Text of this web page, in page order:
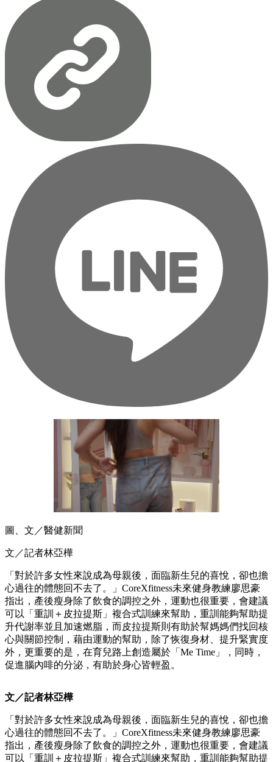
圖、文／醫健新聞
文／記者林亞樺
「對於許多女性來說成為母親後，面臨新生兒的喜悅，卻也擔
心過往的體態回不去了。」CoreXfitness未來健身教練廖思豪
指出，產後瘦身除了飲食的調控之外，運動也很重要，會建議
可以「重訓＋皮拉提斯」複合式訓練來幫助，重訓能夠幫助提
升代謝率並且加速燃脂，而皮拉提斯則有助於幫媽媽們找回核
心與關節控制，藉由運動的幫助，除了恢復身材、提升緊實度
外，更重要的是，在育兒路上創造屬於「Me Time」，同時，
促進腦內啡的分泌，有助於身心皆輕盈。
文／記者林亞樺
「對於許多女性來說成為母親後，面臨新生兒的喜悅，卻也擔
心過往的體態回不去了。」CoreXfitness未來健身教練廖思豪
指出，產後瘦身除了飲食的調控之外，運動也很重要，會建議
可以「重訓＋皮拉提斯」複合式訓練來幫助，重訓能夠幫助提